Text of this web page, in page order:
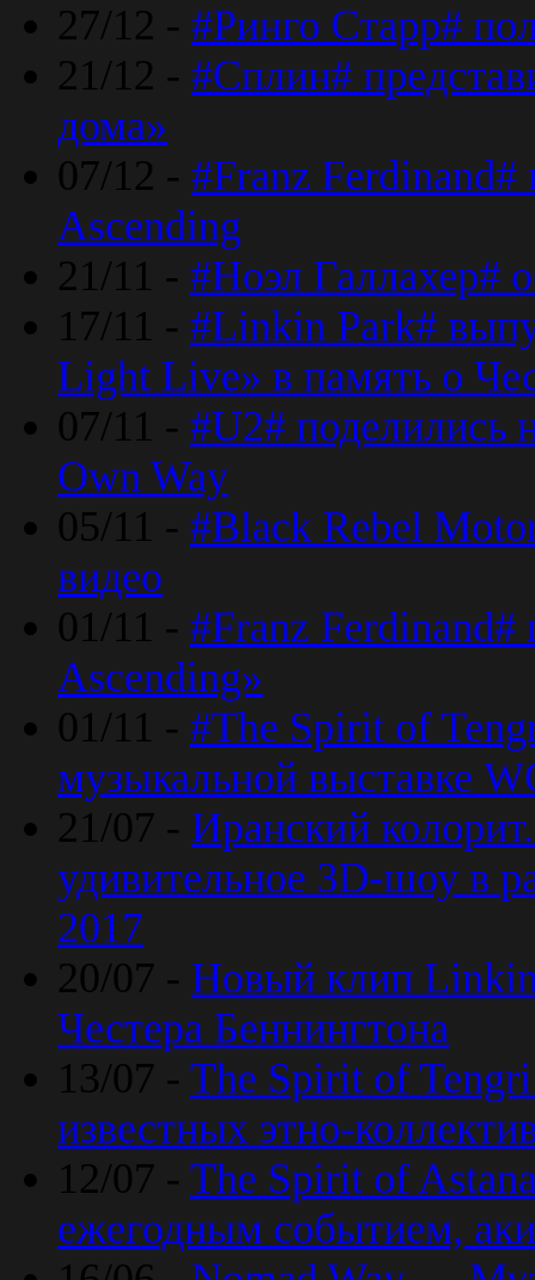
27/12 - #Ринго Старр#
21/12 - #Сплин#
дома»
07/12 - #Franz
Ascending
21/11 - #Ноэл Галлахер#
17/11 - #Linkin Park#
Light Live» в память о
07/11 - #U2#
Own Way
05/11 - #Black Rebel
видео
01/11 - #Franz Ferdinand#
Ascending»
01/11 - #The Spirit of
музыкальной выставке
21/07 - Иранский
удивительное 3D-шоу в
2017
20/07 - Новый клип Linkin
Честера Беннингтона
13/07 - The Spirit of Tengri
известных этно-
12/07 - The Spirit of
ежегодным событием,